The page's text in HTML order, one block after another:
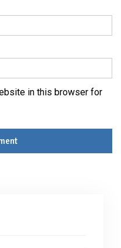
in this browser for